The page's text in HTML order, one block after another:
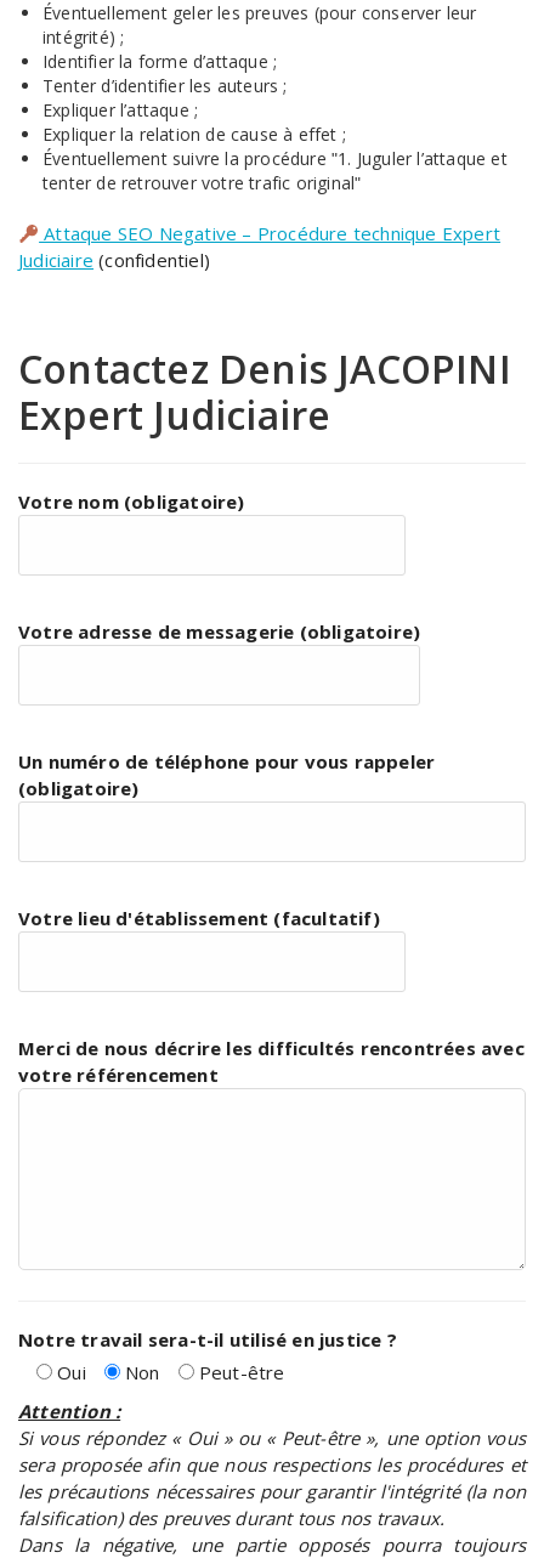
Éventuellement geler les preuves (pour conserver leur
intégrité) ;
Identifier la forme d’attaque ;
Tenter d’identifier les auteurs ;
Expliquer l’attaque ;
Expliquer la relation de cause à effet ;
Éventuellement suivre la procédure ʺ1. Juguler l’attaque et
tenter de retrouver votre trafic originalʺ
Attaque SEO Negative – Procédure technique Expert
Judiciaire (confidentiel)
Contactez Denis JACOPINI
Expert Judiciaire
Votre nom (obligatoire)
Votre adresse de messagerie (obligatoire)
Un numéro de téléphone pour vous rappeler
(obligatoire)
Votre lieu d'établissement (facultatif)
Merci de nous décrire les difficultés rencontrées avec
votre référencement
Notre travail sera-t-il utilisé en justice ?
Oui
Non
Peut-être
Attention :
Si vous répondez « Oui » ou « Peut-être », une option vous
sera proposée afin que nous respections les procédures et
les précautions nécessaires pour garantir l'intégrité (la non
falsification) des preuves durant tous nos travaux.
Dans la négative, une partie opposés pourra toujours